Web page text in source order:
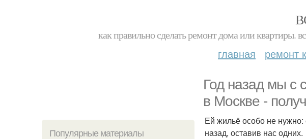
как правильно сделать ремонт дома или квартиры.
главная ремонт
Год назад мы с
в Москве -
Популярные материалы
Ей жильё особо не
назад, оставив нас одних.